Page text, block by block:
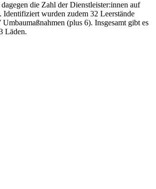
die Zahl der Dienstleister:innen auf
Identifiziert wurden zudem 32 Leerstände
(plus 6). Insgesamt gibt es
Läden.